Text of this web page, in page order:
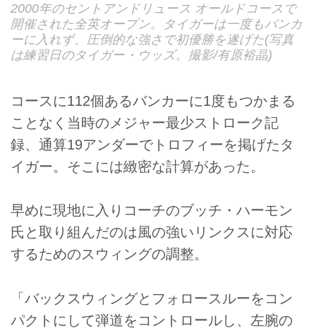
2000年のセントアンドリュース オールドコースで
開催された全英オープン。タイガーは一度もバンカ
ーに入れず、圧倒的な強さで初優勝を遂げた(写真
は練習日のタイガー・ウッズ。撮影/有原裕晶)
コースに112個あるバンカーに1度もつかまる
ことなく当時のメジャー最少ストローク記
録、通算19アンダーでトロフィーを掲げたタ
イガー。そこには緻密な計算があった。
早めに現地に入りコーチのブッチ・ハーモン
氏と取り組んだのは風の強いリンクスに対応
するためのスウィングの調整。
「バックスウィングとフォロースルーをコン
パクトにして弾道をコントロールし、左腕の